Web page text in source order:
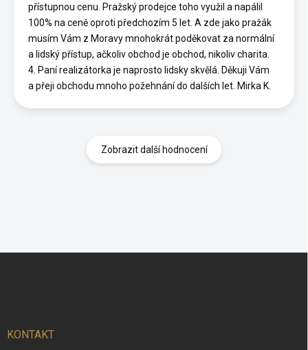
přístupnou cenu. Pražský prodejce toho využil a napálil
100% na ceně oproti předchozím 5 let. A zde jako pražák
musím Vám z Moravy mnohokrát poděkovat za normální
a lidský přístup, ačkoliv obchod je obchod, nikoliv charita.
4. Paní realizátorka je naprosto lidsky skvělá. Děkuji Vám
a přeji obchodu mnoho požehnání do dalších let. Mirka K.
Zobrazit další hodnocení
KONTAKT